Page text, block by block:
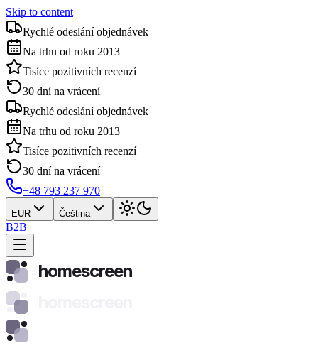
Skip to content
Rychlé odeslání objednávek
Na trhu od roku 2013
Tisíce pozitivních recenzí
30 dní na vrácení
Rychlé odeslání objednávek
Na trhu od roku 2013
Tisíce pozitivních recenzí
30 dní na vrácení
+48 793 237 970
EUR Čeština
B2B
homescreen